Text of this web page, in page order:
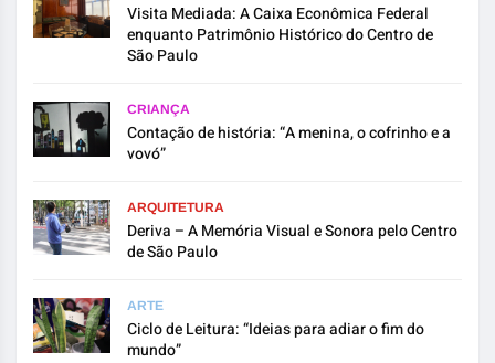
Visita Mediada: A Caixa Econômica Federal
enquanto Patrimônio Histórico do Centro de
São Paulo
CRIANÇA
Contação de história: “A menina, o cofrinho e a
vovó”
ARQUITETURA
Deriva – A Memória Visual e Sonora pelo Centro
de São Paulo
ARTE
Ciclo de Leitura: “Ideias para adiar o fim do
mundo”